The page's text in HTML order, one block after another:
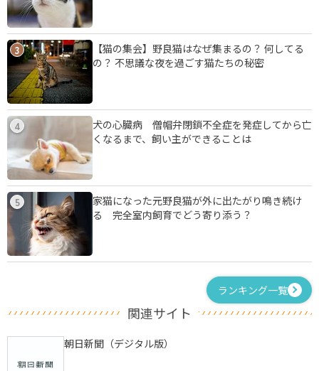
3
【猫の集会】野良猫はなぜ集まるの？ 何してる
の？ 不思議な夜を過ごす猫たちの秘密
4
犬の心臓病 僧帽弁閉鎖不全症を発症してから亡
くなるまで、飼い主ができることは
5
家猫になった元野良猫が外に出たがり鳴き続け
る 完全室内飼育でどう寄り添う？
ランキング一覧
関連サイト
朝日新聞（デジタル版）